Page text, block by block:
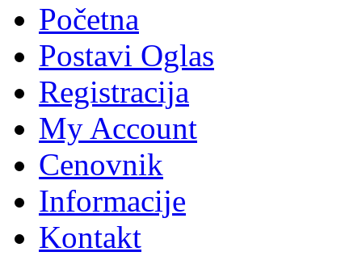
Početna
Postavi Oglas
Registracija
My Account
Cenovnik
Informacije
Kontakt